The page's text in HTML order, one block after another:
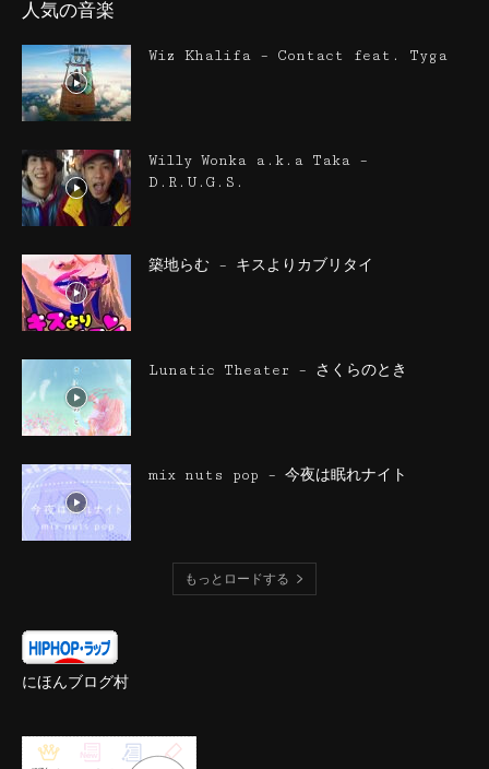
人気の音楽
Wiz Khalifa – Contact feat. Tyga
Willy Wonka a.k.a Taka –
D.R.U.G.S.
築地らむ – キスよりカブリタイ
Lunatic Theater – さくらのとき
mix nuts pop – 今夜は眠れナイト
もっとロードする
にほんブログ村